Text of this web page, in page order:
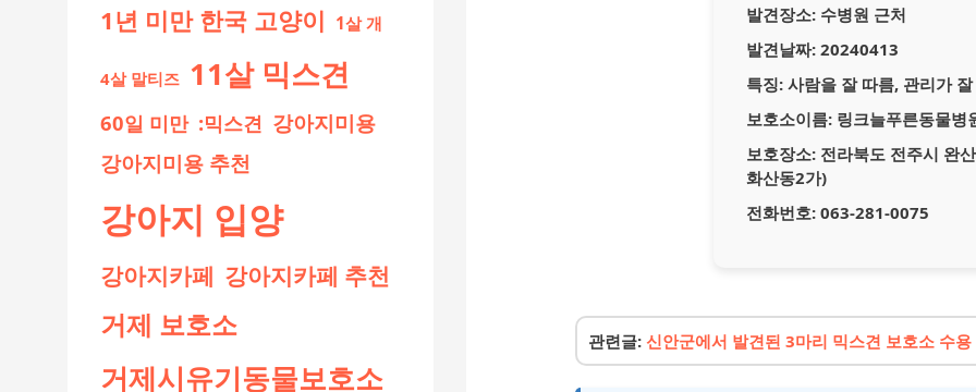
1년 미만 한국 고양이 1살 개
4살 말티즈 11살 믹스견
60일 미만 :믹스견 강아지미용
강아지미용 추천
강아지 입양
강아지카페 강아지카페 추천
거제 보호소
거제시유기동물보호소
발견장소: 수병원 근처
발견날짜: 20240413
특징: 사람을 잘 따름, 관리가
보호소이름: 링크늘푸른동물병
보호장소: 전라북도 전주시 완
화산동2가)
전화번호: 063-281-0075
관련글:신안군에서 발견된 3마리 믹스견 보호소 수용